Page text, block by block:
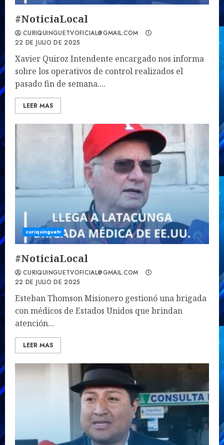
#NoticiaLocal
CURIQUINGUETVOFICIAL@GMAIL.COM
22 DE JULIO DE 2025
Xavier Quiroz Intendente encargado nos informa
sobre los operativos de control realizados el
pasado fin de semana....
LEER MAS
curiquinguetv
#NoticiaLocal
CURIQUINGUETVOFICIAL@GMAIL.COM
22 DE JULIO DE 2025
Esteban Thomson Misionero gestionó una brigada
con médicos de Estados Unidos que brindan
atención...
LEER MAS